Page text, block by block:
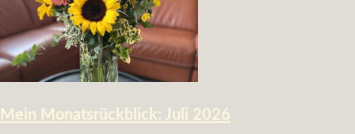
Mein Monatsrückblick: Juli 2026